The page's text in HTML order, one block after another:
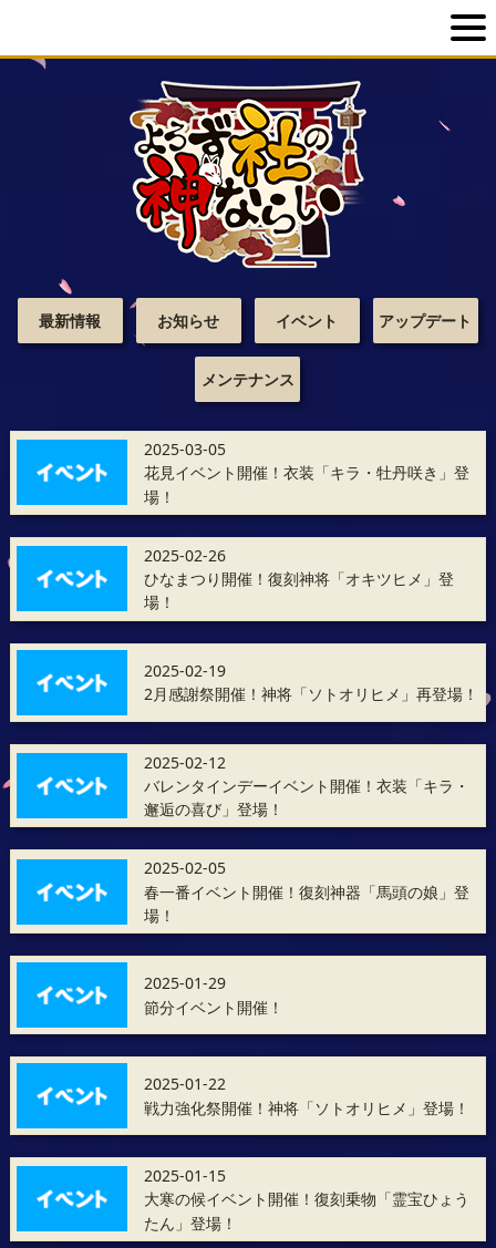
最新情報 お知らせ イベント アップデート
メンテナンス
2025-03-05
花見イベント開催！衣装「キラ・牡丹咲き」登
場！
2025-02-26
ひなまつり開催！復刻神将「オキツヒメ」登
場！
2025-02-19
2月感謝祭開催！神将「ソトオリヒメ」再登場！
2025-02-12
バレンタインデーイベント開催！衣装「キラ・
邂逅の喜び」登場！
2025-02-05
春一番イベント開催！復刻神器「馬頭の娘」登
場！
2025-01-29
節分イベント開催！
2025-01-22
戦力強化祭開催！神将「ソトオリヒメ」登場！
2025-01-15
大寒の候イベント開催！復刻乗物「霊宝ひょう
たん」登場！